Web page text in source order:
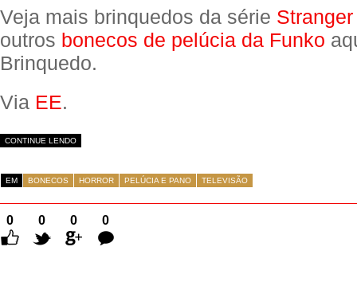
Veja mais brinquedos da série
outros bonecos de pelúcia da Funko
Brinquedo.
Via EE.
CONTINUE LENDO
EM BONECOS HORROR PELÚCIA E PANO TELEVISÃO
0 0 0
0
Comentários